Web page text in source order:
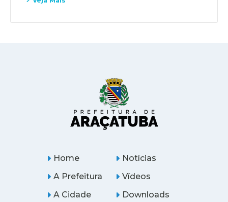
Home
A Prefeitura
A Cidade
Notícias
Vídeos
Downloads